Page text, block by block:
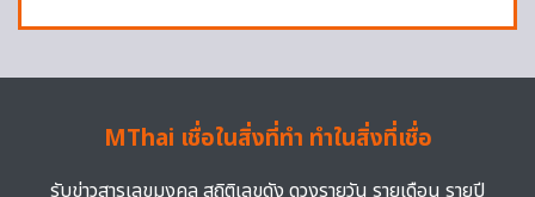
MThai เชื่อในสิ่งที่ทำ ทำในสิ่งที่เชื่อ
รับข่าวสารเลขมงคล สถิติเลขดัง ดวงรายวัน รายเดือน รายปี